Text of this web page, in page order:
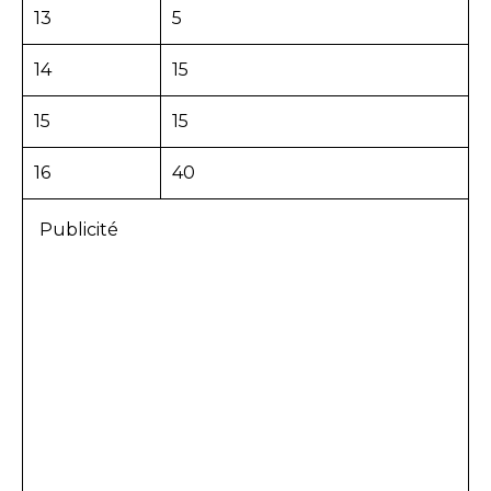
13 5
14 15
15 15
16 40
Publicité